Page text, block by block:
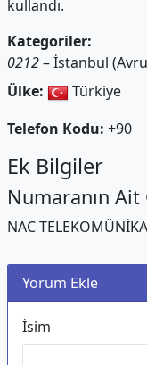
kullandı.
Kategoriler:
0212– İstanbul
Ülke:
Türkiye
Telefon Kodu: +90
Ek Bilgiler
Numaranın Ait
NAC
Yorum Ekle
İsim